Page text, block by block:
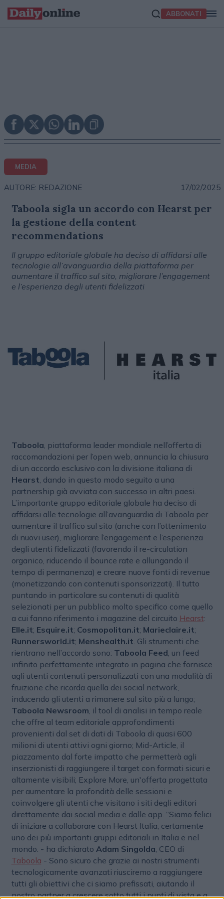
ABBONATI
MEDIA
AUTORE: REDAZIONE 17/02/2025
Taboola sigla un accordo con Hearst per
la gestione della content
recommendations
Il gruppo editoriale globale ha deciso di affidarsi alle
tecnologie all’avanguardia della piattaforma per
aumentare il traffico sul sito, migliorare l’engagement
e l’esperienza degli utenti fidelizzati
Taboola , piattaforma leader mondiale nell’offerta di
raccomandazioni per l’open web, annuncia la chiusura
di un accordo esclusivo con la divisione italiana di
Hearst , dando in questo modo seguito a una
partnership già avviata con successo in altri paesi.
L’importante gruppo editoriale globale ha deciso di
affidarsi alle tecnologie all’avanguardia di Taboola per
aumentare il traffico sul sito (anche con l’ottenimento
di nuovi user), migliorare l’engagement e l’esperienza
degli utenti fidelizzati (favorendo il re-circulation
organico, riducendo il bounce rate e allungando il
tempo di permanenza) e creare nuove fonti di revenue
(monetizzando con contenuti sponsorizzati). Il tutto
puntando in particolare su contenuti di qualità
selezionati per un pubblico molto specifico come quello
a cui fanno riferimento i magazine del circuito Hearst:
Elle.it; Esquire.it; Cosmopolitan.it; Marieclaire.it;
Runnersworld.it; Menshealth.it . Gli strumenti che
rientrano nell’accordo sono: Taboola Feed , un feed
infinito perfettamente integrato in pagina che fornisce
agli utenti contenuti personalizzati con una modalità di
fruizione che ricorda quella dei social network,
inducendo gli utenti a rimanere sul sito più a lungo;
Taboola Newsroom , il tool di analisi in tempo reale
che offre al team editoriale approfondimenti
provenienti dal set di dati di Taboola di quasi 600
milioni di utenti attivi ogni giorno; Mid-Article, il
piazzamento dal forte impatto che permetterà agli
inserzionisti di raggiungere il target con formati sicuri e
altamente visibili; Explore More, un'offerta progettata
per aumentare la profondità delle sessioni e
coinvolgere gli utenti che visitano i siti degli editori
direttamente dai social media e dalle app. “Siamo felici
di iniziare a collaborare con Hearst Italia, certamente
uno dei più importanti gruppi editoriali in Italia e nel
mondo. - ha dichiarato Adam Singolda CEO di
Taboola - Sono sicuro che grazie ai nostri strumenti
tecnologicamente avanzati riusciremo a raggiungere
tutti gli obiettivi che ci siamo prefissati, aiutando il
nostro partner a crescere sotto tutti i punti di vista e a